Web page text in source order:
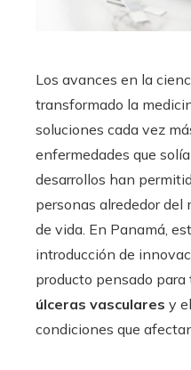
Los avances en la
transformado la
soluciones cada vez
enfermedades que
desarrollos han
personas alrededor del
de vida. En Panamá,
introducción de
producto pensado
úlceras vasculares y el
condiciones que